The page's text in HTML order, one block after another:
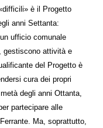
è il Progetto
anni Settanta:
ufficio comunale
gestiscono attività e
del Progetto è
cura dei propri
degli anni Ottanta,
partecipare alle
Ma, soprattutto,